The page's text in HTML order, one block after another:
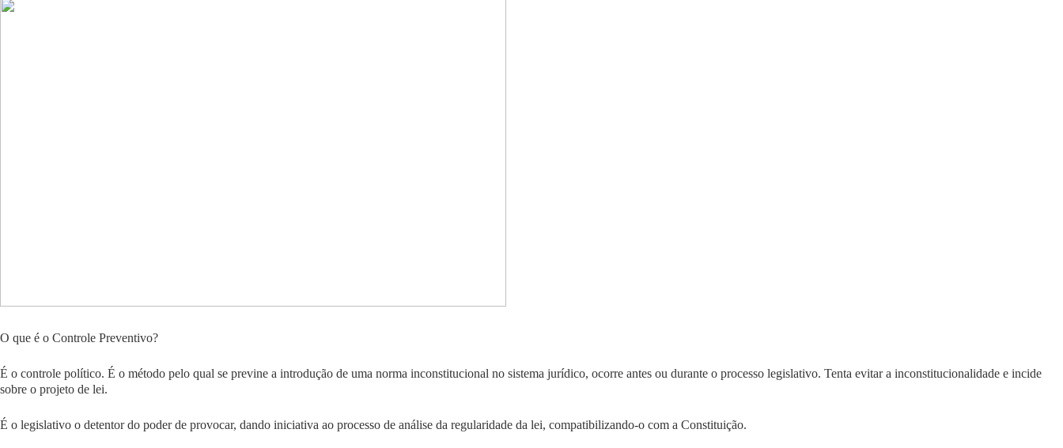
O que é o Controle Preventivo?
É o controle político. É o método pelo qual se previne a introdução de uma norma inconstitucional no sistema jurídico, ocorre antes ou durante o processo legislativo. Tenta evitar a inconstitucionalidade e incide
sobre o projeto de lei.
É o legislativo o detentor do poder de provocar, dando iniciativa ao processo de análise da regularidade da lei, compatibilizando-o com a Constituição.